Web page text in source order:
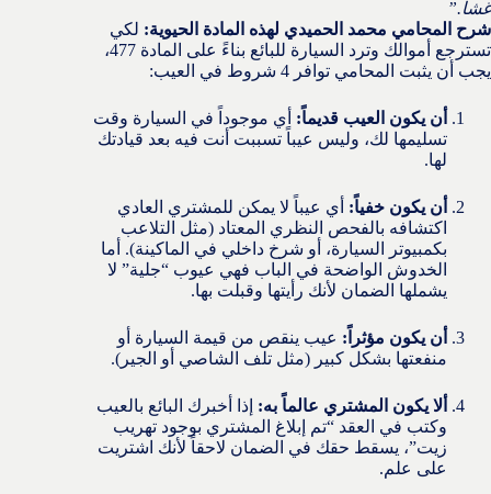
غشاً.”
شرح المحامي محمد الحميدي لهذه المادة الحيوية: لكي
تسترجع أموالك وترد السيارة للبائع بناءً على المادة 477،
يجب أن يثبت المحامي توافر 4 شروط في العيب:
أن يكون العيب قديماً: أي موجوداً في السيارة وقت
تسليمها لك، وليس عيباً تسببت أنت فيه بعد قيادتك
لها.
أن يكون خفياً: أي عيباً لا يمكن للمشتري العادي
اكتشافه بالفحص النظري المعتاد (مثل التلاعب
بكمبيوتر السيارة، أو شرخ داخلي في الماكينة). أما
الخدوش الواضحة في الباب فهي عيوب “جلية” لا
يشملها الضمان لأنك رأيتها وقبلت بها.
أن يكون مؤثراً: عيب ينقص من قيمة السيارة أو
منفعتها بشكل كبير (مثل تلف الشاصي أو الجير).
ألا يكون المشتري عالماً به: إذا أخبرك البائع بالعيب
وكتب في العقد “تم إبلاغ المشتري بوجود تهريب
زيت”، يسقط حقك في الضمان لاحقاً لأنك اشتريت
على علم.